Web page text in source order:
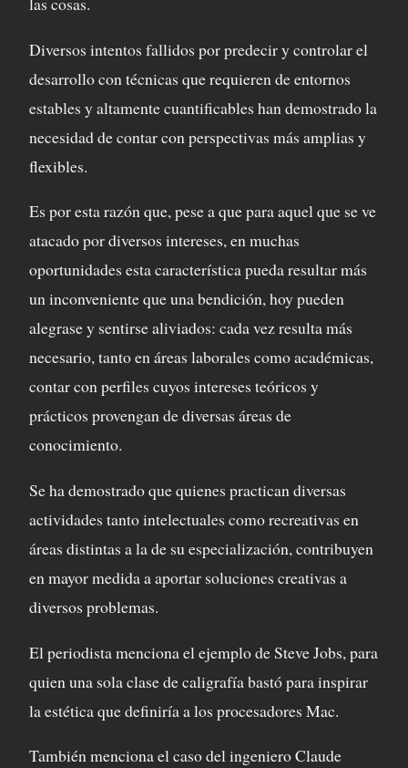
Diversos intentos fallidos por predecir y controlar el
desarrollo con técnicas que requieren de entornos
estables y altamente cuantificables han demostrado la
necesidad de contar con perspectivas más amplias y
flexibles.
Es por esta razón que, pese a que para aquel que se ve
atacado por diversos intereses, en muchas
oportunidades esta característica pueda resultar más
un inconveniente que una bendición, hoy pueden
alegrase y sentirse aliviados: cada vez resulta más
necesario, tanto en áreas laborales como académicas,
contar con perfiles cuyos intereses teóricos y
prácticos provengan de diversas áreas de
conocimiento.
Se ha demostrado que quienes practican diversas
actividades tanto intelectuales como recreativas en
áreas distintas a la de su especialización, contribuyen
en mayor medida a aportar soluciones creativas a
diversos problemas.
El periodista menciona el ejemplo de Steve Jobs, para
quien una sola clase de caligrafía bastó para inspirar
la estética que definiría a los procesadores Mac.
También menciona el caso del ingeniero Claude